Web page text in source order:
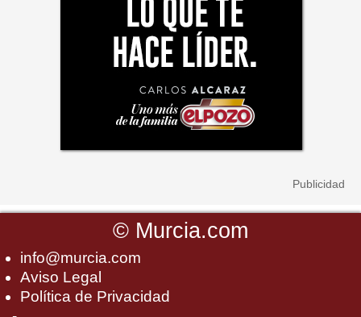
© Murcia.com
info@murcia.com
Aviso Legal
Política de Privacidad